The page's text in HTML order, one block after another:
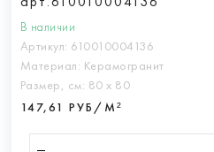
В наличии
Артикул: 610010004136
Материал: Керамогранит
Размер, см: 80 х 80
147,61 РУБ/М²